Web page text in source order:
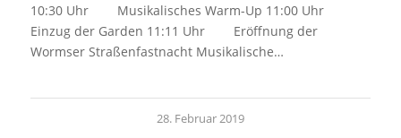
10:30 Uhr Musikalisches Warm-Up 11:00 Uhr
Einzug der Garden 11:11 Uhr Eröffnung der
Wormser Straßenfastnacht Musikalische…
28. Februar 2019